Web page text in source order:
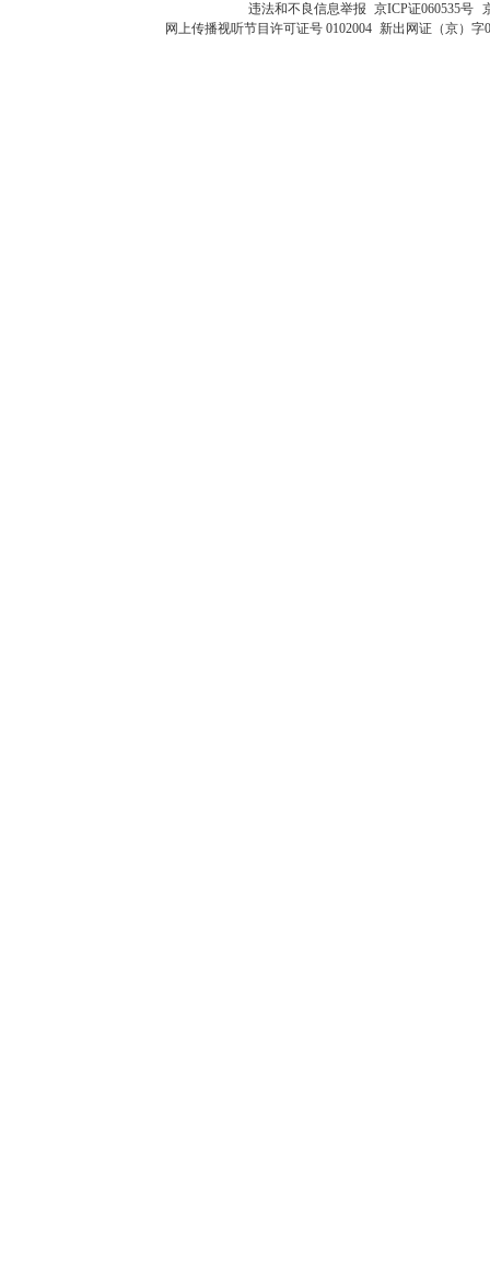
违法和不良信息举报 京ICP证060535号
网上传播视听节目许可证号 0102004 新出网证（京）